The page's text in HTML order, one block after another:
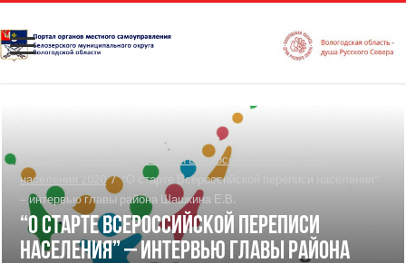
Новости Всероссийской переписи
населения 2020 / “О старте Всероссийской переписи населения”
– интервью главы района Шашкина Е.В.
“О старте Всероссийской переписи
населения” – интервью главы района